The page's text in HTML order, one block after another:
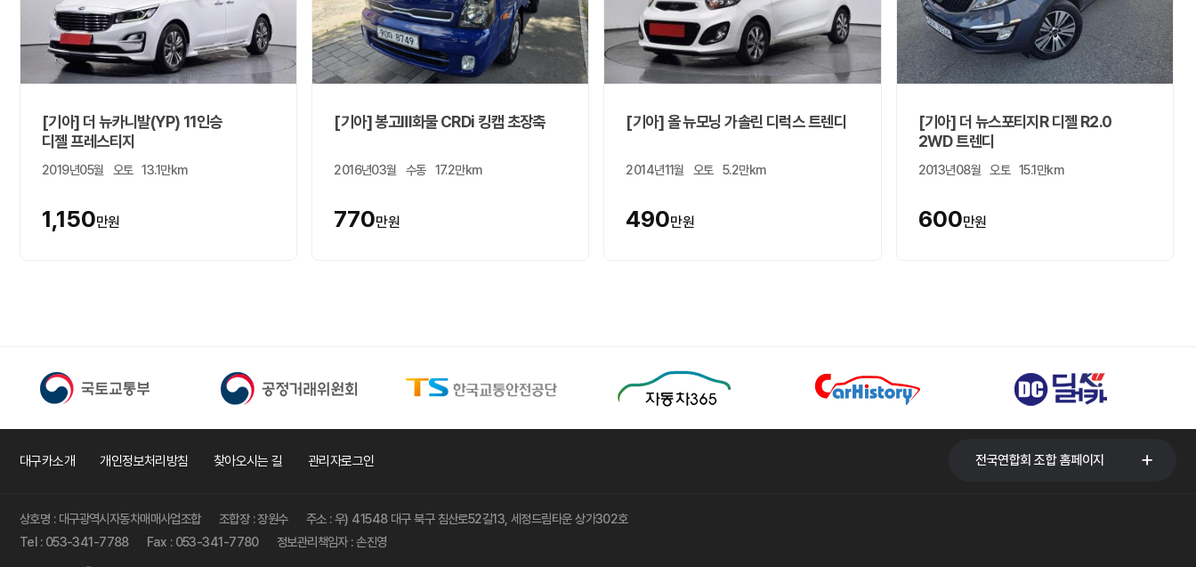
[기아] 더 뉴카니발(YP) 11인승
디젤 프레스티지
2019년05월 오토 13.1만km
1,150만원
[기아] 봉고Ⅲ화물 CRDi 킹캡 초장축
2016년03월 수동 17.2만km
770만원
[기아] 올 뉴모닝 가솔린 디럭스 트렌디
2014년11월 오토 5.2만km
490만원
[기아] 더 뉴스포티지R 디젤 R2.0
2WD 트렌디
2013년08월 오토 15.1만km
600만원
전국연합회 조합 홈페이지
대구카소개 개인정보처리방침 찾아오시는 길 관리자로그인
상호명 : 대구광역시자동차매매사업조합 조합장 : 장원수
주소 : 우) 41548 대구 북구 침산로52길13, 세정드림타운 상가302호
Tel : 053-341-7788
Fax : 053-341-7780 정보관리책임자 : 손진영